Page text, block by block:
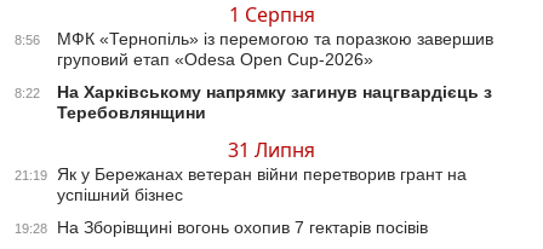
1 Серпня
8:56
МФК «Тернопіль» із перемогою та поразкою завершив
груповий етап «Odesa Open Cup-2026»
8:22
На Харківському напрямку загинув нацгвардієць з
Теребовлянщини
31 Липня
21:19
Як у Бережанах ветеран війни перетворив грант на
успішний бізнес
19:28 На Зборівщині вогонь охопив 7 гектарів посівів